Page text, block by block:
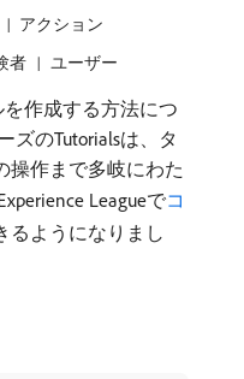
アクション
者 ユーザー
作成する方法につ
ズのTutorialsは、タ
操作まで多岐にわた
Leagueでコ
るようになりまし